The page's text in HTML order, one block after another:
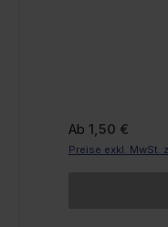
Regulärer Preis:
Ab 1,50 €
Preise exkl. MwSt.